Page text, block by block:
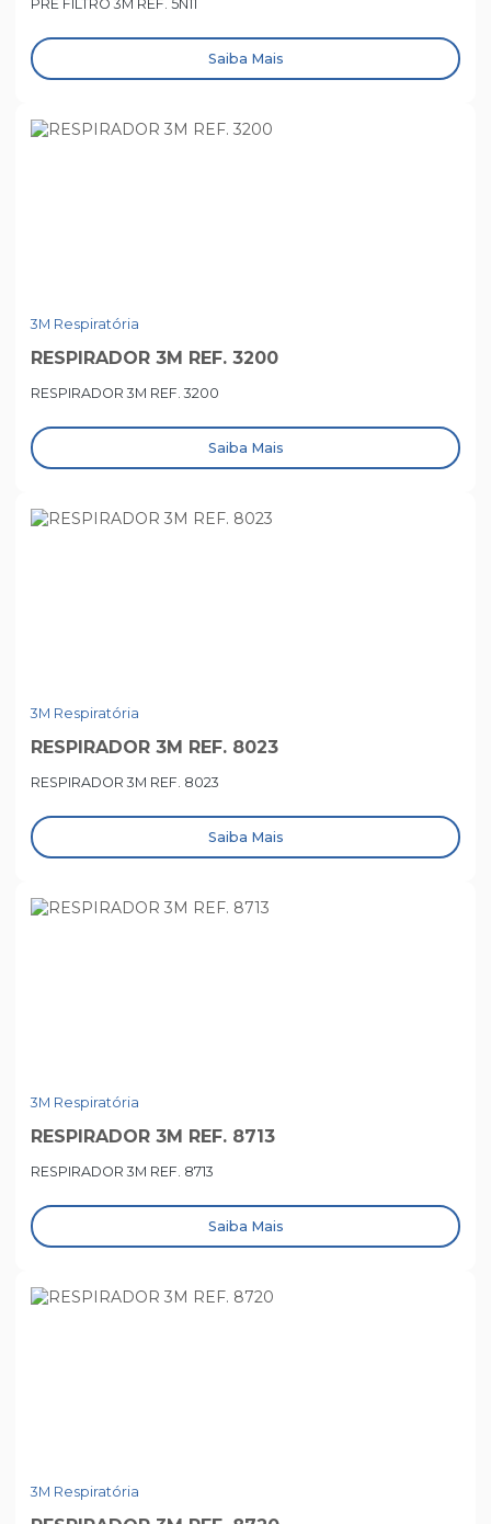
PRÉ FILTRO 3M REF. 5N11
Saiba Mais
3M Respiratória
RESPIRADOR 3M REF. 3200
RESPIRADOR 3M REF. 3200
Saiba Mais
3M Respiratória
RESPIRADOR 3M REF. 8023
RESPIRADOR 3M REF. 8023
Saiba Mais
3M Respiratória
RESPIRADOR 3M REF. 8713
RESPIRADOR 3M REF. 8713
Saiba Mais
3M Respiratória